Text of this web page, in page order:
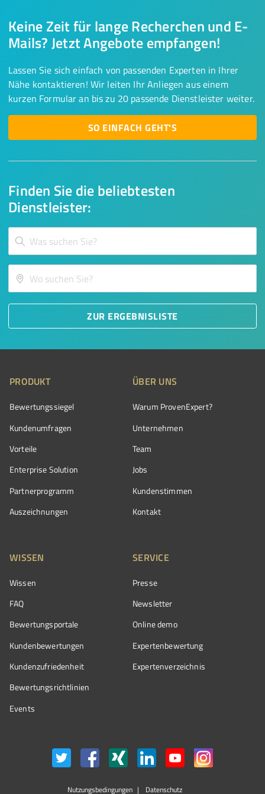
Finden Sie die beliebtesten
Dienstleister:
ZUR ERGEBNISLISTE
Keine Zeit für lange Recherchen und E-
Mails? Jetzt Angebote empfangen!
Lassen Sie sich einfach von passenden Experten in Ihrer
Nähe kontaktieren! Wir leiten Ihr Anliegen aus einem
kurzen Formular an bis zu 20 passende Dienstleister weiter.
SO EINFACH GEHT'S
PRODUKT
Bewertungssiegel
Kundenumfragen
Vorteile
Enterprise Solution
Partnerprogramm
Auszeichnungen
ÜBER UNS
Warum ProvenExpert?
Unternehmen
Team
Jobs
Kundenstimmen
Kontakt
WISSEN
Wissen
FAQ
Bewertungsportale
Kundenbewertungen
Kundenzufriedenheit
Bewertungs­richtlinien
Events
SERVICE
Presse
Newsletter
Online demo
Expertenbewertung
Expertenverzeichnis
Nutzungsbedingungen Datenschutz